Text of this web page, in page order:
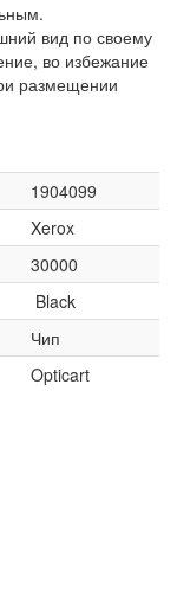
вид по своему
во избежание
размещении
1904099
Xerox
30000
Black
Чип
Opticart